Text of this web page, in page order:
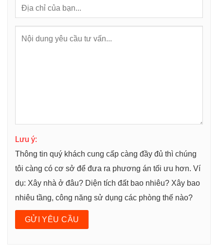
Lưu ý:
Thông tin quý khách cung cấp càng đầy đủ thì chúng
tôi càng có cơ sở để đưa ra phương án tối ưu hơn. Ví
dụ: Xây nhà ở đâu? Diện tích đất bao nhiêu? Xây bao
nhiêu tầng, công năng sử dụng các phòng thế nào?